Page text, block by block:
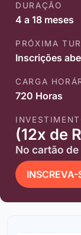
DURAÇÃO
4 a 18 meses
PRÓXIMA
Inscrições
CARGA
720 Horas
(12x de
No cartão
INSCREVA-